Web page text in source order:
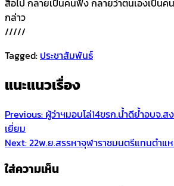
กล่าว
/////
Tagged: ประชาสัมพันธ์
แนะแนวเรื่อง
Previous: ผู้ว่าฯมอบโล่14ขรก.น้ำดีย้ำอบจ.
เยี่ยม
Next:22พ.ย.สรรหาจุฬาราชมนตรีแทนตำแ
ใส่ความเห็น